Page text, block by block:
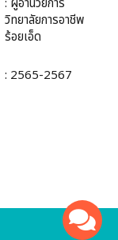
วิทยาลัยการอาชีพ
ร้อยเอ็ด
: 2565-2567